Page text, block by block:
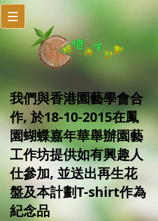
我們與香港園藝學會合
作, 於18-10-2015在鳳
園蝴蝶嘉年華舉辦園藝
工作坊提供如有興趣人
仕參加, 並送出再生花
盤及本計劃T-shirt作為
紀念品